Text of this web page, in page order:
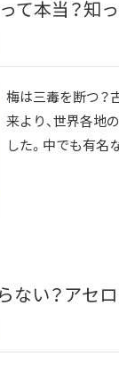
って本当？知
梅は三毒を断つ？
来より、世界各地
した。中でも有名
ない？アセ